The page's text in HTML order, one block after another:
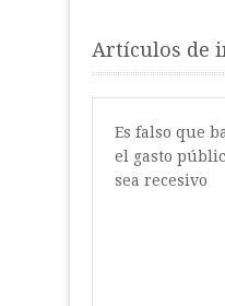
Artículos de
Es falso que
el gasto
sea recesivo